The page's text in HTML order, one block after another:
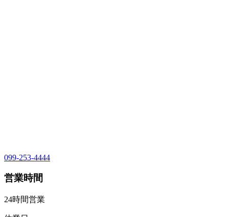
099-253-4444
営業時間
24時間営業